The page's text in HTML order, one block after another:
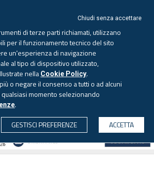
CERCA
10 agosto 2026 - Aggiornato alle 6.00
Chiudi senza accettare
di terze parti richiamati, utilizzano
per il funzionamento tecnico del sito
un'esperienza di navigazione
al tipo di dispositivo utilizzato,
nella Cookie Policy.
o negare il consenso a tutti o ad alcuni
momento selezionando
.
GESTISCI PREFERENZE
ACCETTA